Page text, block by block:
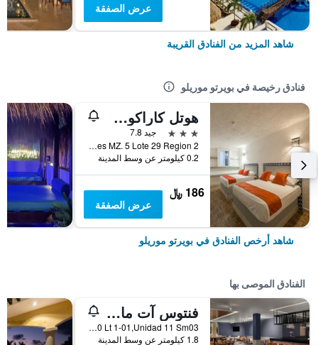
عرض الصفقة
شاهد المزيد من الفنادق القريبة
فنادق رخيصة في بويرتو موريلو
هوتل كاراكول بويرتو موريلوس
3 نجوم
جيد 7.8
AV Niños Heroes MZ. 5 Lote 29 Region 2, بويرتو موريلو, ولاية كينتانا رو, المكسيك
0.2 كيلومتر عن وسط المدينة
186 ﷼
عرض الصفقة
شاهد أرخص الفنادق في بويرتو موريلو
الفنادق الموصى بها
فنتوس آت مارينا إل سيد سبا آند بيتش ريزورت
Blvd El Cid Mz20 Lt 1-01,Unidad 11 Sm03, بويرتو موريلو, ولاية كينتانا رو, المكسيك
1.8 كيلومتر عن وسط المدينة